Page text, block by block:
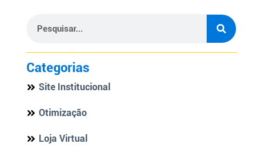
Categorias
Site Institucional
Otimização
Loja Virtual